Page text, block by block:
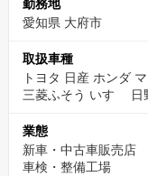
これまでの経験を活か
勤務地
愛知県 大府市
取扱車種
トヨタ 日産 ホンダ
三菱ふそう いすゞ 日
業態
新車・中古車販売店
車検・整備工場